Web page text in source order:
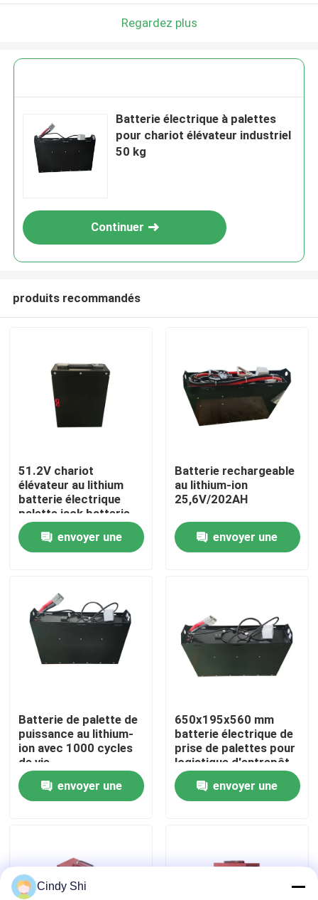
Maison
Produits
Visite d'usine
Contrôle de qualité
Demandez une citation
batterie au lithium de chariot élévateur
Lithium électrique Ion Battery de chariot élévateur
Batterie de camion de palette
Regardez plus
Batterie électrique à palettes
pour chariot élévateur industriel
50 kg
Continuer
produits recommandés
51.2V chariot
élévateur au lithium
batterie électrique
palette jack batterie
alimentation à longue
durée de vieenvoyer une
Batterie rechargeable
au lithium-ion
25,6V/202AH
envoyer une
Batterie de palette de
puissance au lithium-
ion avec 1000 cycles
de vie
650x195x560mm
envoyer une
650x195x560 mm
batterie électrique de
prise de palettes pour
logistique d'entrepôt
envoyer une
Cindy Shi